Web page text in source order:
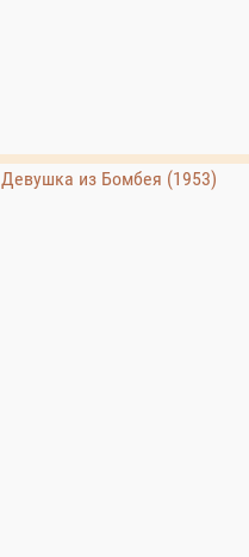
Девушка из Бомбея (1953)